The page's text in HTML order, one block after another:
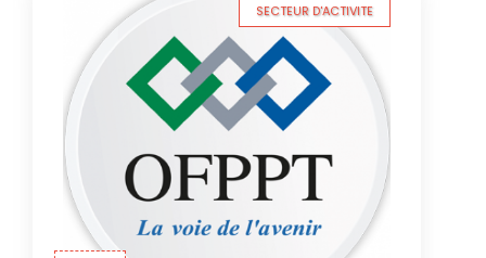
SECTEUR D'ACTIVITE